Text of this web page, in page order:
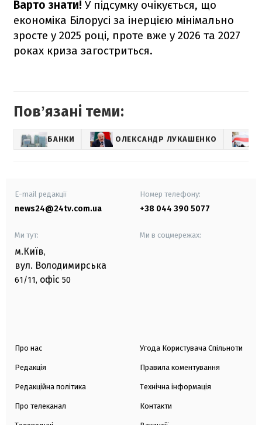
Варто знати! У підсумку очікується, що
економіка Білорусі за інерцією мінімально
зросте у 2025 році, проте вже у 2026 та 2027
роках криза загостриться.
Повʼязані теми:
БАНКИ ОЛЕКСАНДР ЛУКАШЕНКО
E-mail редакції
news24@24tv.com.ua
Номер телефону:
+38 044 390 5077
Ми тут:
м.Київ,
вул. Володимирська
61/11, офіс 50
Ми в соцмережах:
Про нас
Редакція
Редакційна політика
Про телеканал
Угода Користувача Спільноти
Правила коментування
Технічна інформація
Контакти